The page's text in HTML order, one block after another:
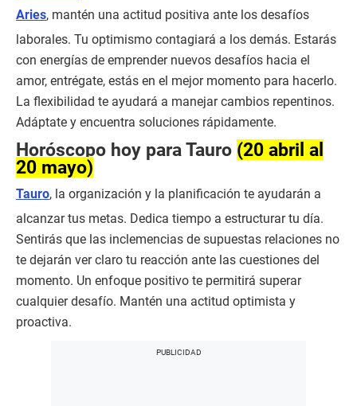
Aries, mantén una actitud positiva ante los desafíos
laborales. Tu optimismo contagiará a los demás. Estarás
con energías de emprender nuevos desafíos hacia el
amor, entrégate, estás en el mejor momento para hacerlo.
La flexibilidad te ayudará a manejar cambios repentinos.
Adáptate y encuentra soluciones rápidamente.
Horóscopo hoy para Tauro (20 abril al
20 mayo)
Tauro, la organización y la planificación te ayudarán a
alcanzar tus metas. Dedica tiempo a estructurar tu día.
Sentirás que las inclemencias de supuestas relaciones no
te dejarán ver claro tu reacción ante las cuestiones del
momento. Un enfoque positivo te permitirá superar
cualquier desafío. Mantén una actitud optimista y
proactiva.